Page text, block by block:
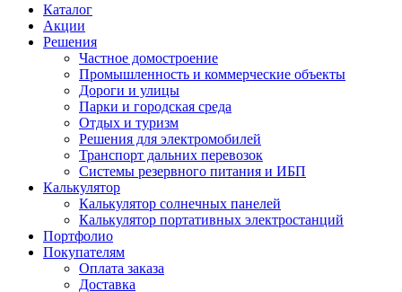
Каталог
Акции
Решения
Частное домостроение
Промышленность и коммерческие объекты
Дороги и улицы
Парки и городская среда
Отдых и туризм
Решения для электромобилей
Транспорт дальних перевозок
Системы резервного питания и ИБП
Калькулятор
Калькулятор солнечных панелей
Калькулятор портативных электростанций
Портфолио
Покупателям
Оплата заказа
Доставка